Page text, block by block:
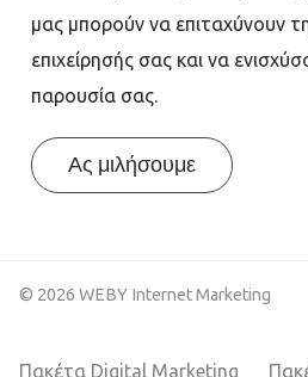
μας μπορούν να επιταχύνουν
επιχείρησής σας και να
παρουσία σας.
Ας μιλήσουμε
© 2026 WEBY Internet Marketing
Πακέτα Digital Marketing